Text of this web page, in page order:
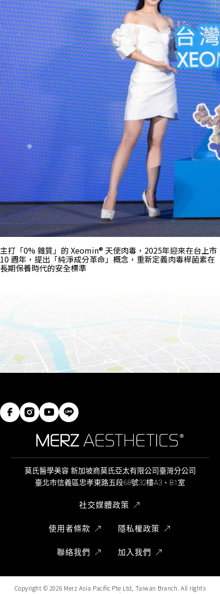
主打「0% 雜質」的 Xeomin® 天使肉毒，2025年迎來在台上市
10 週年，提出「純淨成分革命」概念，重新定義肉毒桿菌素在
長期保養時代的安全標準
莫氏醫學美容 新加坡商莫氏亞太有限公司臺灣分公司
臺北市信義區忠孝東路五段68號32樓A3、B1室
社交媒體政策
使用者條款 隱私權政策
聯絡我們 加入我們
Copyright © 2026 Merz Asia Pacific Pte Ltd, Taiwan Branch. All rights